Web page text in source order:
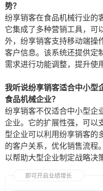
势？
纷享销客在食品机械行业的
它集成了多种营销工具，可
外，纷享销客支持移动端操
客户信息。该系统还提供定
需求进行功能调整，提升使
我听说纷享销客适合中小型
食品机械企业？
纷享销客不仅适合中小型企
企业。它的扩展性强，可以
型企业可以利用纷享销客的
的客户关系，优化销售流程
以帮助大型企业制定战略决
即可开启业绩增长